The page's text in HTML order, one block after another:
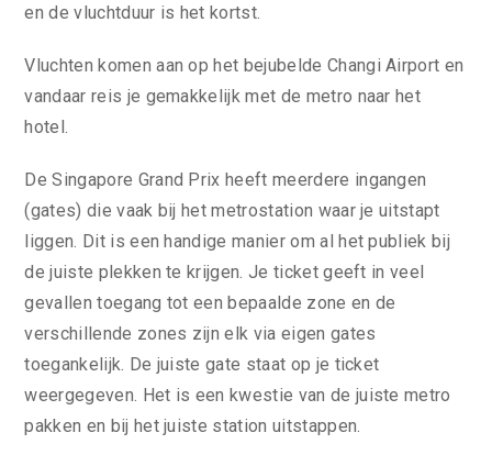
en de vluchtduur is het kortst.
Vluchten komen aan op het bejubelde Changi Airport en
vandaar reis je gemakkelijk met de metro naar het
hotel.
De Singapore Grand Prix heeft meerdere ingangen
(gates) die vaak bij het metrostation waar je uitstapt
liggen. Dit is een handige manier om al het publiek bij
de juiste plekken te krijgen. Je ticket geeft in veel
gevallen toegang tot een bepaalde zone en de
verschillende zones zijn elk via eigen gates
toegankelijk. De juiste gate staat op je ticket
weergegeven. Het is een kwestie van de juiste metro
pakken en bij het juiste station uitstappen.